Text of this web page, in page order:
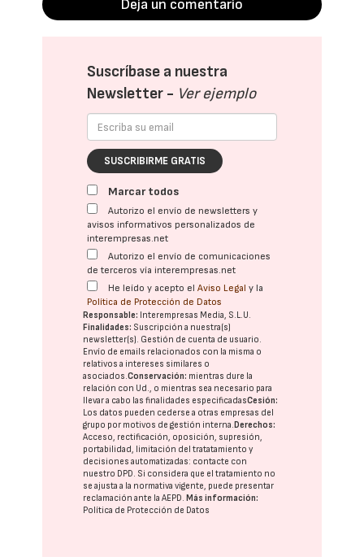
Deja un comentario
Suscríbase a nuestra
Newsletter - Ver ejemplo
SUSCRIBIRME GRATIS
Marcar todos
Autorizo el envío de newsletters y
avisos informativos personalizados de
interempresas.net
Autorizo el envío de comunicaciones
de terceros vía interempresas.net
He leído y acepto elAviso Legal y la
Política de Protección de Datos
Responsable: Interempresas Media, S.L.U.
Finalidades: Suscripción a nuestra(s)
newsletter(s). Gestión de cuenta de usuario.
Envío de emails relacionados con la misma o
relativos a intereses similares o
asociados.Conservación: mientras dure la
relación con Ud., o mientras sea necesario para
llevar a cabo las finalidades especificadasCesión:
Los datos pueden cederse a otras empresas del
grupo por motivos de gestión interna. Derechos:
Acceso, rectificación, oposición, supresión,
portabilidad, limitación del tratatamiento y
decisiones automatizadas: contacte con
nuestro DPD. Si considera que el tratamiento no
se ajusta a la normativa vigente, puede presentar
reclamación ante laAEPD. Más información:
Política de Protección de Datos